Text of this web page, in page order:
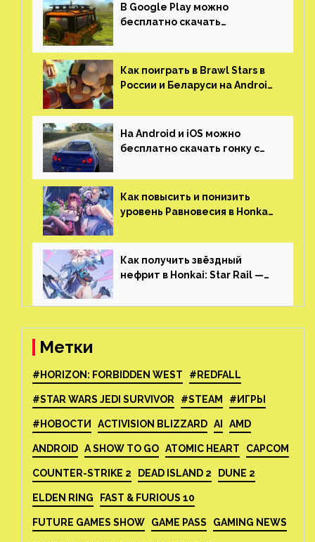
В Google Play можно
бесплатно скачать
открытым миром, прокачкой,
гонками и тюнингом машины
Как поиграть в Brawl Stars в
России и Беларуси на Android
На Android и iOS можно
бесплатно скачать гонку с
который больше, чем в
Skyrim и GTA: San Andreas
Как повысить и понизить
уровень Равновесия в Honkai:
Как получить звёздный
нефрит в Honkai: Star Rail —
Метки
#HORIZON: FORBIDDEN WEST #REDFALL
#STAR WARS JEDI SURVIVOR #STEAM #ИГРЫ
#НОВОСТИ ACTIVISION BLIZZARD AI AMD
ANDROID A SHOW TO GO ATOMIC HEART CAPCOM
COUNTER-STRIKE 2 DEAD ISLAND 2 DUNE 2
ELDEN RING FAST & FURIOUS 10
FUTURE GAMES SHOW GAME PASS GAMING NEWS